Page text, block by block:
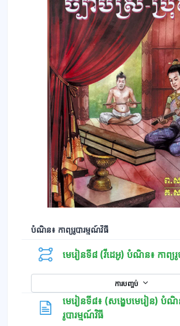
បំណិន៖ កាព្យរូបារម្មណ៍វិធី
មេរៀនទី៨ (វីដេអូ) បំណិន៖ កាព្យរូ
ការបញ្ចប់
មេរៀនទី៨៖ (សង្ខេបមេរៀន) បំណិ
រូបារម្មណ៍វិធីទំព័រ